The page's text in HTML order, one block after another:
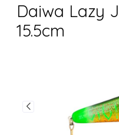
Daiwa Lazy
15.5cm